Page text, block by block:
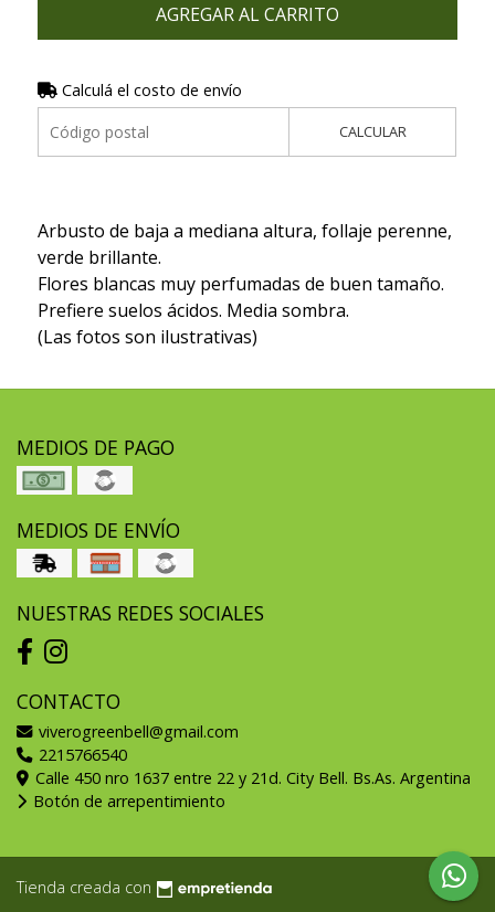
AGREGAR AL CARRITO
Calculá el costo de envío
CALCULAR
Arbusto de baja a mediana altura, follaje perenne,
verde brillante.
Flores blancas muy perfumadas de buen tamaño.
Prefiere suelos ácidos. Media sombra.
(Las fotos son ilustrativas)
MEDIOS DE PAGO
MEDIOS DE ENVÍO
NUESTRAS REDES SOCIALES
CONTACTO
viverogreenbell@gmail.com
2215766540
Calle 450 nro 1637 entre 22 y 21d. City Bell. Bs.As. Argentina
Botón de arrepentimiento
Tienda creada con